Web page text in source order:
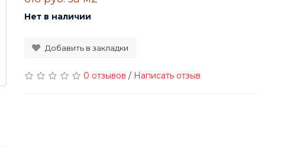
Нет в наличии
Добавить в закладки
0 отзывов / Написать отзыв